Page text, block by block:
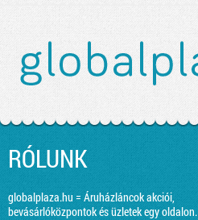
RÓLUNK
globalplaza.hu = Áruházláncok akciói,
bevásárlóközpontok és üzletek egy oldalon.